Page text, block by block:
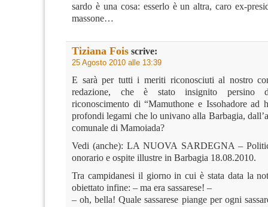
sardo è una cosa: esserlo è un altra, caro ex-
massone…
Tiziana Fois scrive:
25 Agosto 2010 alle 13:39
E sarà per tutti i meriti riconosciuti al nostro
redazione, che è stato insignito persino
riconoscimento di “Mamuthone e Issohadore ad
profondi legami che lo univano alla Barbagia,
comunale di Mamoiada?
Vedi (anche): LA NUOVA SARDEGNA –
onorario e ospite illustre in Barbagia 18.08.2010.
Tra campidanesi il giorno in cui è stata data la
obiettato infine: – ma era sassarese! –
– oh, bella! Quale sassarese piange per ogni